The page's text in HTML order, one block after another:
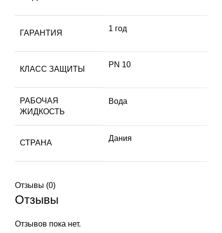
ГАРАНТИЯ
1 год
КЛАСС ЗАЩИТЫ
PN 10
РАБОЧАЯ
ЖИДКОСТЬ
Вода
СТРАНА
Дания
Отзывы (0)
Отзывы
Отзывов пока нет.